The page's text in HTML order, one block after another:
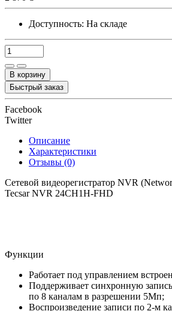
Доступность: На складе
В корзину
Быстрый заказ
Facebook
Twitter
Описание
Характеристики
Отзывы (0)
Сетевой видеорегистратор NVR
Tecsar NVR 24CH1H-FHD
Функции
Работает под управлением
Поддерживает синхронную
по 8 каналам в разрешении 5Мп;
Воспроизведение записи по 2-м